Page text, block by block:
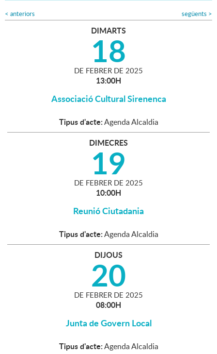
< anteriors següents >
DIMARTS
18
DE FEBRER DE 2025
13:00H
Associació Cultural Sirenenca
Tipus d'acte:Agenda Alcaldia
DIMECRES
19
DE FEBRER DE 2025
10:00H
Reunió Ciutadania
Tipus d'acte:Agenda Alcaldia
DIJOUS
20
DE FEBRER DE 2025
08:00H
Junta de Govern Local
Tipus d'acte:Agenda Alcaldia